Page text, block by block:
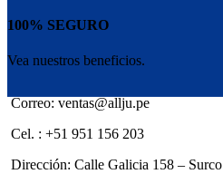
100% SEGURO
Vea nuestros beneficios.
Correo: ventas@allju.pe
Cel. : +51 951 156 203
Dirección: Calle Galicia 158 – Surco